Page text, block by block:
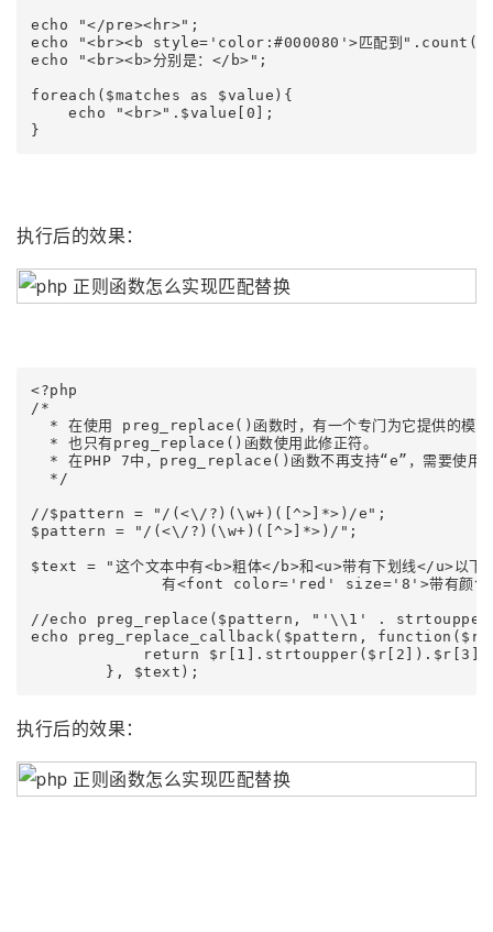
echo "</pre><hr>";
echo "<br><b style='color:#000080'>匹配到
echo "<br><b>分别是：</b>";
foreach($matches as $value){
    echo "<br>".$value[0];
}
执行后的效果：
<?php
/*
* 在使用 preg_replace()函数时，有一个专门为它提供的模
  * 也只有preg_replace()函数使用此修正符。
* 在PHP 7中，preg_replace()函数不再支持“e”，需要使
  */
//$pattern = "/(<\/?)(\w+)([^>]*>)/e";
$pattern = "/(<\/?)(\w+)([^>]*>)/";
$text = "这个文本中有<b>粗体</b>和<u>带有下划线</u>以
有<font color='red' size='8'>带有颜色
//echo preg_replace($pattern, "'\\1' .
echo preg_replace_callback($pattern,
            return $r[1].strtoupper($r[2]).$r[3];
        }, $text);
执行后的效果：